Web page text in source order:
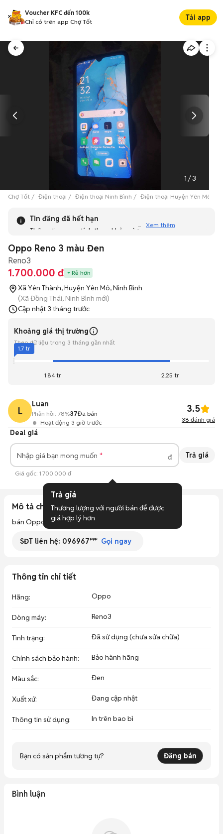
Voucher KFC đến 100k
Chỉ có trên app Chợ Tốt
Tải app
1 /3
Chợ Tốt Điện thoại Điện thoại Ninh Bình Điện thoại Huyện Yên Mô
Tin đăng đã hết hạn
Thông tin mang tính tham khảo và bạn không thể liên hệ
tương tự khác dưới đây nhé!
Xem thêm
Oppo Reno 3 màu Đen
Reno3
1.700.000 đ Rẻ hơn
Xã Yên Thành, Huyện Yên Mô, Ninh Bình
(Xã Đồng Thái, Ninh Bình mới)
Cập nhật3 tháng trước
Khoảng giá thị trường
Theo dữ liệu trong 3 tháng gần nhất
1.84 tr 2.25 tr
1.7 tr
L
Luan
Hoạt động 3 giờ trước
Phản hồi: 78%37Đã bán 3.5
38 đánh giá
Deal giá
Nhập giá bạn mong muốn đ Trả giá
Giá gốc: 1.700.000 đ
Mô tả chi tiết
bán Oppo Reno 3 zin từ a_z. máy vợ dùng.
SĐT liên hệ: 096967*** Gọi ngay
Thông tin chi tiết
Hãng: Oppo
Dòng máy: Reno3
Tình trạng: Đã sử dụng (chưa sửa chữa)
Chính sách bảo hành: Bảo hành hãng
Màu sắc: Đen
Xuất xứ: Đang cập nhật
Thông tin sử dụng: In trên bao bì
Bạn có sản phẩm tương tự? Đăng bán
Bình luận
Trả giá
Thương lượng với người bán để được
giá hợp lý hơn